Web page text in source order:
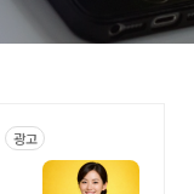
광고